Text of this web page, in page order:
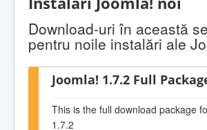
Download-uri în această
pentru noile instalări ale
Joomla! 1.7.2 Full
This is the full download package
1.7.2